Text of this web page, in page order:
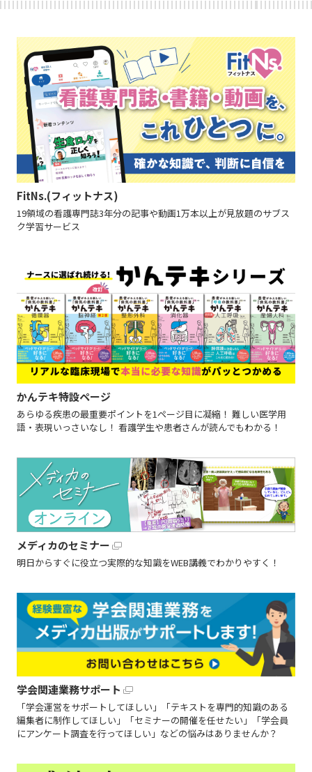
FitNs.(フィットナス)
19領域の看護専門誌3年分の記事や動画1万本以上が見放題のサブス
ク学習サービス
かんテキ特設ページ
あらゆる疾患の最重要ポイントを1ページ目に凝縮！ 難しい医学用
語・表現いっさいなし！ 看護学生や患者さんが読んでもわかる！
メディカのセミナー
明日からすぐに役立つ実際的な知識をWEB講義でわかりやすく！
学会関連業務サポート
「学会運営をサポートしてほしい」「テキストを専門的知識のある
編集者に制作してほしい」「セミナーの開催を任せたい」「学会員
にアンケート調査を行ってほしい」などの悩みはありませんか？